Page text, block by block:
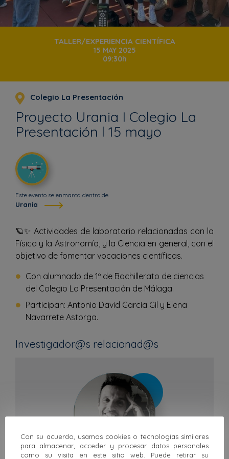
TALLER/EXPERIENCIA CIENTÍFICA
15 MAY 2025
09:30h
Colegio La Presentación
Proyecto Urania I Colegio La
Presentación l 15 mayo
Este evento se enmarca dentro de
Urania
🪐✨ Actividades de laboratorio relacionadas con la
Física y la Astronomía, y la Ciencia en general, con el
objetivo de fomentar vocaciones científicas.
Con alumnado de 1º de Bachillerato de ciencias
del Colegio La Presentación de Málaga.
Participan: Antonio David García Gil y Elena
Navarrete Astorga.
Investigador@s relacionad@s
Con su acuerdo, usamos cookies o tecnologías similares
para almacenar, acceder y procesar datos personales
como su visita en este sitio web. Puede retirar su